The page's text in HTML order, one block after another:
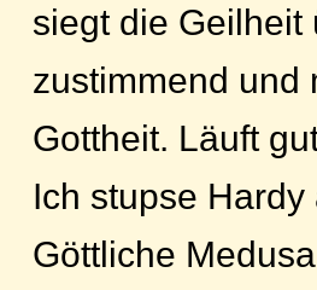
siegt die Geilheit
zustimmend und
Gottheit. Läuft
Ich stupse Hardy
Göttliche